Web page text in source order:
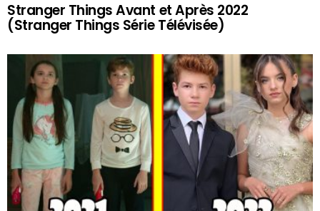
Stranger Things Avant et Après 2022
(Stranger Things Série Télévisée)